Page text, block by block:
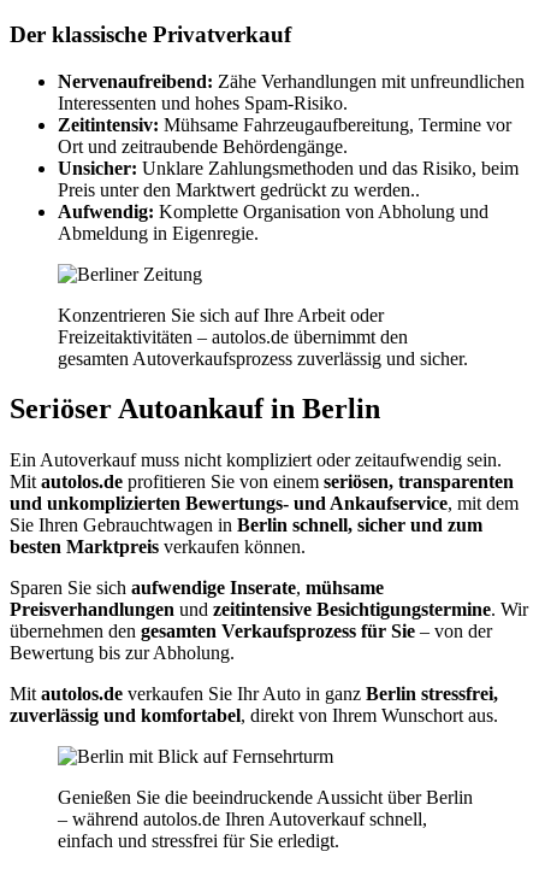
Der klassische Privatverkauf
Nervenaufreibend: Zähe Verhandlungen mit unfreundlichen
Interessenten und hohes Spam-Risiko.
Zeitintensiv: Mühsame Fahrzeugaufbereitung, Termine vor
Ort und zeitraubende Behördengänge.
Unsicher: Unklare Zahlungsmethoden und das Risiko, beim
Preis unter den Marktwert gedrückt zu werden..
Aufwendig: Komplette Organisation von Abholung und
Abmeldung in Eigenregie.
Konzentrieren Sie sich auf Ihre Arbeit oder
Freizeitaktivitäten – autolos.de übernimmt den
gesamten Autoverkaufsprozess zuverlässig und sicher.
Seriöser Autoankauf in Berlin
Ein Autoverkauf muss nicht kompliziert oder zeitaufwendig sein.
Mit autolos.de profitieren Sie von einem seriösen, transparenten
und unkomplizierten Bewertungs- und Ankaufservice, mit dem
Sie Ihren Gebrauchtwagen in Berlin schnell, sicher und zum
besten Marktpreis verkaufen können.
Sparen Sie sich aufwendige Inserate, mühsame
Preisverhandlungen und zeitintensive Besichtigungstermine. Wir
übernehmen den gesamten Verkaufsprozess für Sie – von der
Bewertung bis zur Abholung.
Mit autolos.de verkaufen Sie Ihr Auto in ganz Berlin stressfrei,
zuverlässig und komfortabel, direkt von Ihrem Wunschort aus.
Genießen Sie die beeindruckende Aussicht über Berlin
– während autolos.de Ihren Autoverkauf schnell,
einfach und stressfrei für Sie erledigt.